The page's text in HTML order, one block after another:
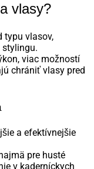
vlasy?
typu vlasov,
stylingu.
viac možností
chrániť vlasy pred
a efektívnejšie
pre husté
v kaderníckych